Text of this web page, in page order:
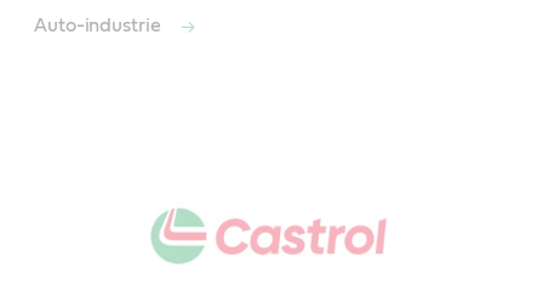
Auto-industrie